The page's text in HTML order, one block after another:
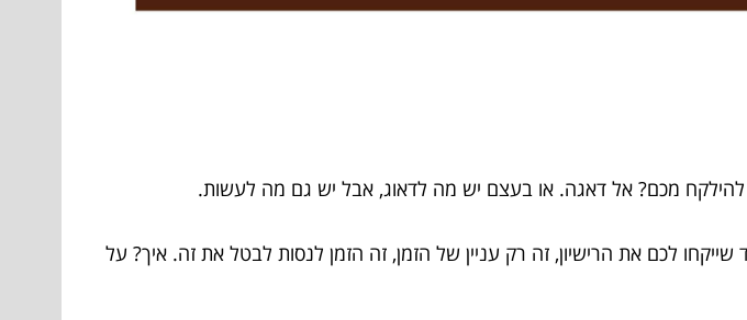
מכם? אל דאגה. או בעצם יש מה לדאוג, אבל יש גם מה לעשות.
לכם את הרישיון, זה רק עניין של הזמן, זה הזמן לנסות לבטל את זה. איך? על